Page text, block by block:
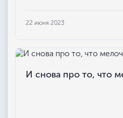
22 июня 2023
И снова про то, что